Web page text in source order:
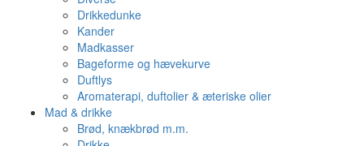
Drikkedunke
Kander
Madkasser
Bageforme og hævekurve
Duftlys
Aromaterapi, duftolier & æteriske olier
Mad & drikke
Brød, knækbrød m.m.